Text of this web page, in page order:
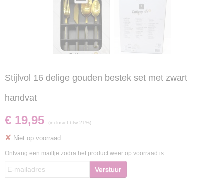
Stijlvol 16 delige gouden bestek set met zwart
handvat
€ 19,95 (inclusief btw 21%)
✘ Niet op voorraad
Ontvang een mailtje zodra het product weer op voorraad is.
Verstuur